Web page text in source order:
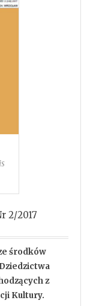
2/2017
środków
z
Kultury.